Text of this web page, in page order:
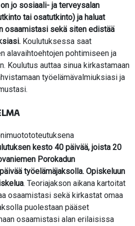
jo sosiaali- ja terveysalan
tai osatutkinto) ja haluat
osaamistasi sekä siten edistää
Koulutuksessa saat
alavaihtoehtojen pohtimiseen ja
Koulutus auttaa sinua kirkastamaan
työelämävalmiuksiasi ja
kesto 40 päivää, joista 20
Porokadun
työelämäjaksolla. Opiskeluun
. Teoriajakson aikana kartoitat
osaamistasi sekä kirkastat omaa
puolestaan pääset
osaamistasi alan erilaisissa